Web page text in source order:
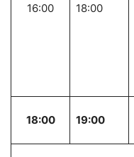
16:00 18:00
18:00 19:00